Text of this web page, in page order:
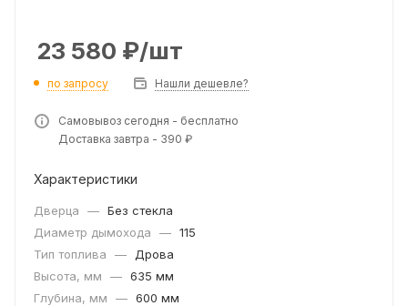
23 580 ₽/шт
по запросу Нашли дешевле?
Самовывоз сегодня - бесплатно
Доставка завтра - 390 ₽
Характеристики
Дверца — Без стекла
Диаметр дымохода
— 115
Тип топлива
—
Дрова
Высота, мм
— 635 мм
Глубина, мм
— 600 мм